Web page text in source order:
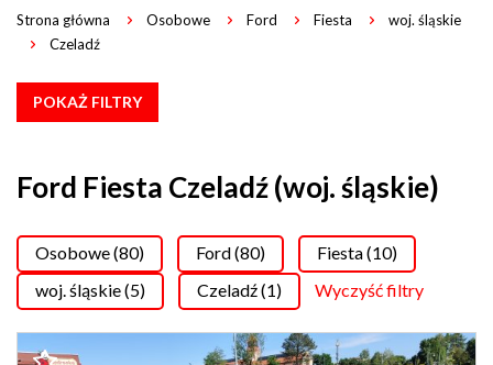
Strona główna Osobowe Ford Fiesta
woj. śląskie
Czeladź
POKAŻ FILTRY
Ford Fiesta Czeladź (woj. śląskie)
Osobowe (80) Ford (80)
Fiesta (10)
woj. śląskie (5)
Czeladź (1) Wyczyść filtry